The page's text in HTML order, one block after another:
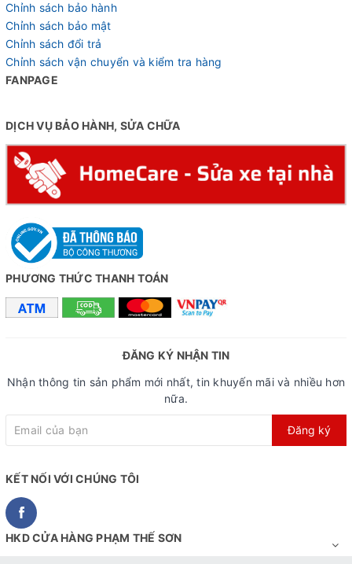
Phuộc giảm xóc lò xo êm ái
Chỉnh sách bảo hành
Chỉnh sách bảo mật
Chỉnh sách đổi trả
Chỉnh sách vận chuyển và kiểm tra hàng
FANPAGE
DỊCH VỤ BẢO HÀNH, SỬA CHỮA
PHƯƠNG THỨC THANH TOÁN
ĐĂNG KÝ NHẬN TIN
Nhận thông tin sản phẩm mới nhất, tin khuyến mãi và nhiều hơn
nữa.
Đăng ký
KẾT NỐI VỚI CHÚNG TÔI
HKD CỬA HÀNG PHẠM THẾ SƠN